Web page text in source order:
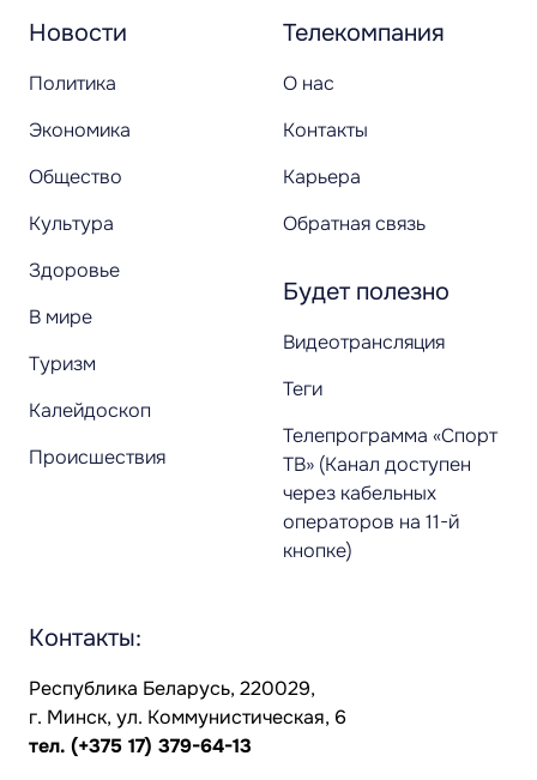
Новости
Политика
Экономика
Общество
Культура
Здоровье
В мире
Туризм
Калейдоскоп
Происшествия
Телекомпания
О нас
Контакты
Карьера
Обратная связь
Будет полезно
Видеотрансляция
Теги
Телепрограмма «Спорт
ТВ» (Канал доступен
через кабельных
операторов на 11-й
кнопке)
Контакты:
Республика Беларусь, 220029,
г. Минск, ул. Коммунистическая, 6
тел. (+375 17) 379-64-13